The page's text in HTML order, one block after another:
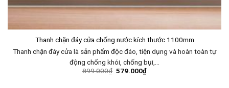
Thanh chặn đáy cửa chống nước kích thước 1100mm
Thanh chặn đáy cửa là sản phẩm độc đáo, tiện dụng và hoàn toàn tự
động chống khói, chống bụi,…
899.000₫ 579.000₫